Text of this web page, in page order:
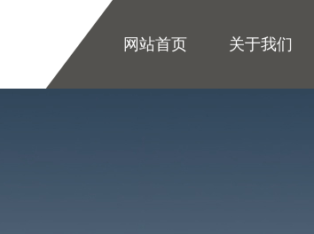
网站首页 关于我们